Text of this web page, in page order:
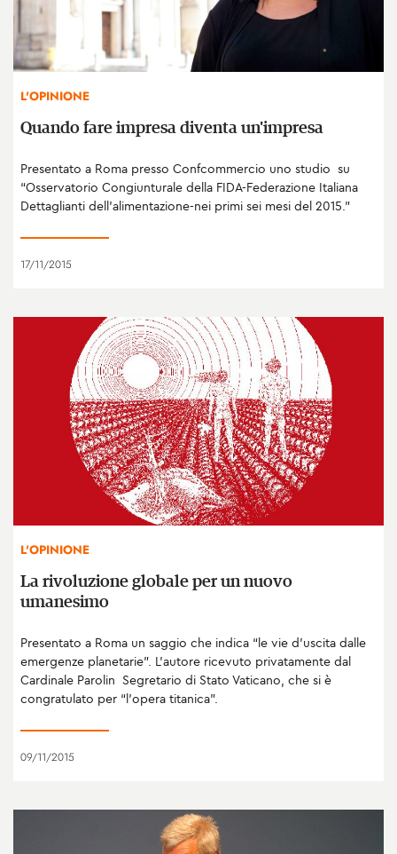
L'OPINIONE
Quando fare impresa diventa un'impresa
Presentato a Roma presso Confcommercio uno studio su
“Osservatorio Congiunturale della FIDA-Federazione Italiana
Dettaglianti dell’alimentazione-nei primi sei mesi del 2015.”
17/11/2015
L'OPINIONE
La rivoluzione globale per un nuovo
umanesimo
Presentato a Roma un saggio che indica “le vie d’uscita dalle
emergenze planetarie”. L’autore ricevuto privatamente dal
Cardinale Parolin Segretario di Stato Vaticano, che si è
congratulato per “l’opera titanica”.
09/11/2015